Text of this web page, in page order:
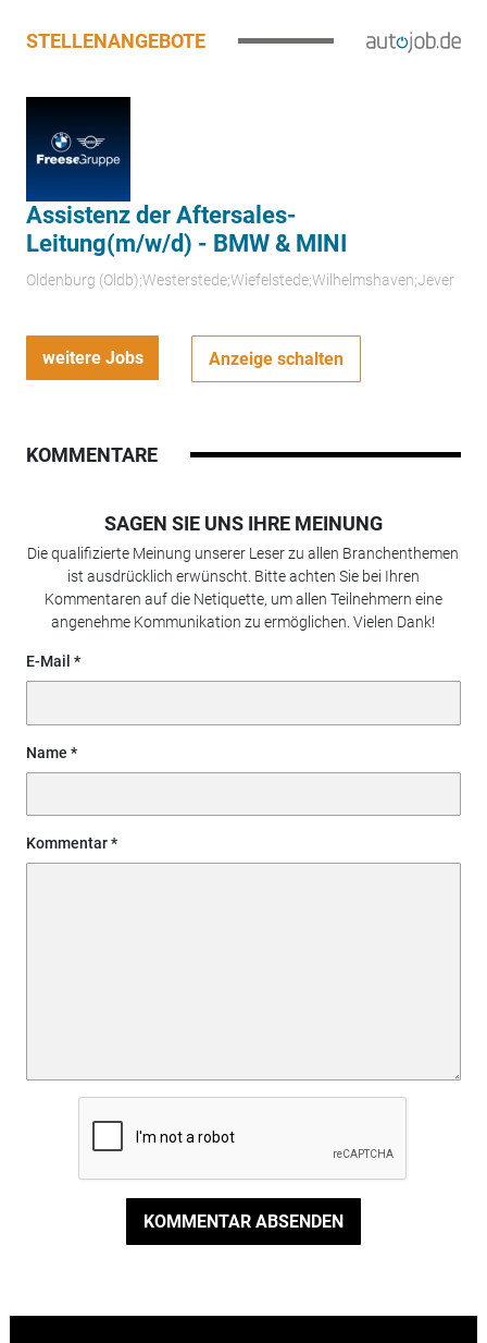
STELLENANGEBOTE
Assistenz der Aftersales-
Leitung(m/w/d) - BMW & MINI
Oldenburg (Oldb);Westerstede;Wiefelstede;Wilhelmshaven;Jever
weitere Jobs Anzeige schalten
KOMMENTARE
SAGEN SIE UNS IHRE MEINUNG
Die qualifizierte Meinung unserer Leser zu allen Branchenthemen
ist ausdrücklich erwünscht. Bitte achten Sie bei Ihren
Kommentaren auf die Netiquette, um allen Teilnehmern eine
angenehme Kommunikation zu ermöglichen. Vielen Dank!
E-Mail
Name
Kommentar
KOMMENTAR ABSENDEN